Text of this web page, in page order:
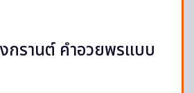
กรานต์ คำอวยพรแบบ